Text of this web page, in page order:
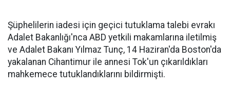
Şüphelilerin iadesi için geçici tutuklama talebi evrakı
Adalet Bakanlığı'nca ABD yetkili makamlarına iletilmiş
ve Adalet Bakanı Yılmaz Tunç, 14 Haziran'da Boston'da
yakalanan Cihantimur ile annesi Tok'un çıkarıldıkları
mahkemece tutuklandıklarını bildirmişti.